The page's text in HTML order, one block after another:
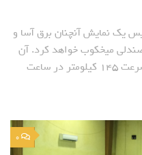
یک نمایش آنچنان برق آسا و
میخکوب خواهد کرد. آن
نوعی شطرنج فیزیکی است که با سرعت 145 کیلومتر در ساعت
0